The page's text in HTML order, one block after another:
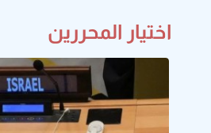
اختيار المحررين